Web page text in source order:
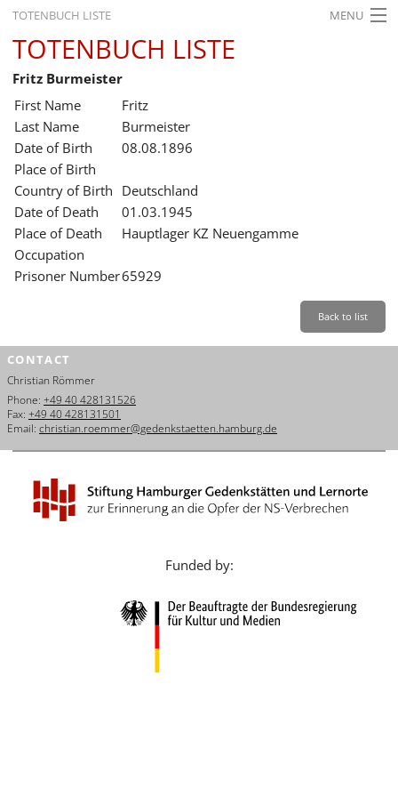
TOTENBUCH LISTE MENU
STARTSEITE
AUSSTELLUNGEN
GESCHICHTE
BILDUNG
FORSCHUNG
SERVICE
Leichte Sprache
Dansk
Español
Italiano
Nederlands
Português
TOTENBUCH LISTE
Fritz Burmeister
First Name
Fritz
Last Name
Burmeister
Date of Birth
08.08.1896
Place of Birth
Country of Birth Deutschland
Date of Death
01.03.1945
Place of Death
Hauptlager KZ Neuengamme
Occupation
Prisoner Number65929
Back to list
CONTACT
Christian Römmer
Phone: +49 40 428131526
Fax: +49 40 428131501
Email: christian.roemmer@gedenkstaetten.hamburg.de
Funded by: